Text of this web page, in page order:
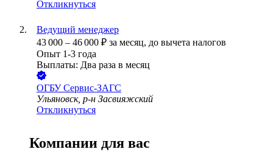
Откликнуться
Ведущий менеджер
43 000 – 46 000 ₽ за месяц, до вычета налогов
Опыт 1-3 года
Выплаты: Два раза в месяц
ОГБУ Сервис-ЗАГС
Ульяновск, р-н Засвияжский
Откликнуться
Компании для вас